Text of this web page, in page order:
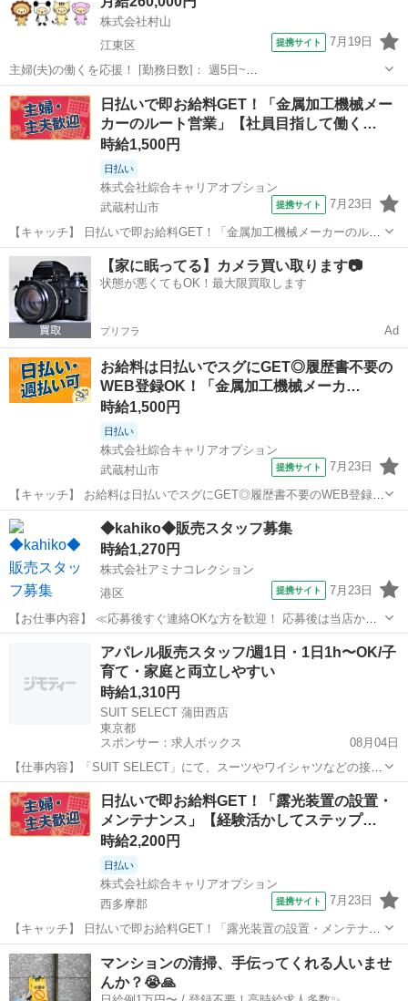
株式会社村山
江東区
提携サイト 7月19日
主婦(夫)の働くを応援！ [勤務日数]： 週5日~
09:00~22:00/09:00~19:00/12:00~22:00 月/火/水/木/金/土 などから選べ
ます [勤務地・最寄駅]： 東京都江東区豊洲5丁目5－1 豊...
東京 江東区 その他
日払いで即お給料GET！「金属加工機械メー
カーのルート営業」【社員目指して働く…
時給1,500円
日払い
株式会社綜合キャリアオプション
武蔵村山市
提携サイト 7月23日
【キャッチ】 日払いで即お給料GET！「金属加工機械メーカーのルー
ト営業」【社員目指して働く!】未経験でも大丈夫☆定時上がりで自分
タイム♪高時給1500円！ 【コメント】 製造のお仕事が豊富★未経験で
働いてみたい方も大歓迎...
東京 武蔵村山市 その他
【家に眠ってる】カメラ買い取ります📷
状態が悪くてもOK！最大限買取します
プリフラ Ad
お給料は日払いでスグにGET◎履歴書不要の
WEB登録OK！「金属加工機械メーカ…
時給1,500円
日払い
株式会社綜合キャリアオプション
武蔵村山市
提携サイト 7月23日
【キャッチ】 お給料は日払いでスグにGET◎履歴書不要のWEB登録
OK！「金属加工機械メーカーのルート営業」高時給1500円！昭島周
辺！20代～40代のスタッフが多数活躍中★ 【コメント】 ＼大手人材
派遣会社で働きませんか...
東京 武蔵村山市 その他
◆kahiko◆販売スタッフ募集
時給1,270円
株式会社アミナコレクション
港区
提携サイト 7月23日
【お仕事内容】 ≪応募後すぐ連絡OKな方を歓迎！ 応募後は当店から
お電話・メールでご連絡します≫ ・面接時に履歴書の持参をお願いし
ています！ ・ご不明点はお気軽にご連絡ください！ ■HAWAIIの
ROOTSから華やかなカル...
その他
アパレル販売スタッフ/週1日・1日1h〜OK/子
育て・家庭と両立しやすい
時給1,310円
SUIT SELECT 蒲田西店
東京都
スポンサー：求人ボックス
08月04日
【仕事内容】「SUIT SELECT」にて、スーツやワイシャツなどの接
客・販売業務全般をお任せします。 ただ商品を売るのではなく、お客
様の人生の大切なイベント(入学式、結婚式、卒園式など)に寄り添い、
30分〜1時間かけて丁寧に1着...
アルバイト・パート
日払いで即お給料GET！「露光装置の設置・
メンテナンス」【経験活かしてステップ…
時給2,200円
日払い
株式会社綜合キャリアオプション
西多摩郡
提携サイト 7月23日
【キャッチ】 日払いで即お給料GET！「露光装置の設置・メンテナン
ス」【経験活かしてステップUP！！】憧れの高収入Work！！残業でた
っぷり稼ぐ！高時給2200円！ 【コメント】 製造のお仕事をお探しの
方必見！ 「経験な...
東京 西多摩郡
マンションの清掃、手伝ってくれる人いませ
んか？😭🙏